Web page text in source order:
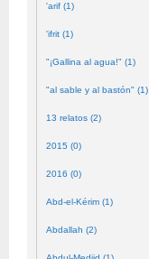
'arif (1)
'ifrit (1)
"¡Gallina al agua!" (1)
"al sable y al bastón" (1)
13 relatos (2)
2015 (0)
2016 (0)
Abd-el-Kérim (1)
Abdallah (2)